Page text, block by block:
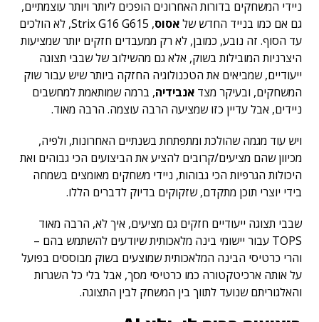
ניידי המשחקים בדורות האחרונים הופכים ליותר ויותר עוצמתיים,
גם אם כמו בנייד החדש שלאסוס
, Strix G16 G615, לא הולכים
עד הסוף. זה נובע, כמובן, לא רק ממעבדים חזקים יותר שמציעות
היצרניות המובילות בשוק, אלא גם מהשילוב של שבבי תצוגה
ייעודיים, שמביאים את הטכנולוגיה החזקה ביותר שיש עבור שוק
המשחקים, ובעיקר מצד אנבידיה, ברמה שמותאמת למחשבים
ניידים, אבל עדיין כזו שמציעה הרבה עוצמה. הרבה מאוד.
ויש עוד מגמה שהולכת ומתפתחת בשנתיים האחרונות, ולפיה,
מכיוון שהם מציעים/קרובים להציע את הביצועים הכי גבוהים ואת
היכולות הגרפיות הכי גבוהות, ניידי משחקים מאומצים בשמחה
בידי יוצרי תוכן מתקדם, שזקוקים בדיוק לדברים הללו.
שבבי תצוגה ייעודיים חזקים גם מציעים, איך לא, הרבה מאוד
TOPS עבור יישומי בינה מלאכותית שיודעים להשתמש בהם –
והרי כרטיסי הבינה המלאכותית שמוצעים בשוק מבוססים בפועל
על אותה ארכיטקטורה כמו כרטיסי מסך, אבל בלי כל השגרות
והאלגוריתם שנועד לתווך בין המשחק לבין התצוגה.